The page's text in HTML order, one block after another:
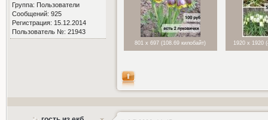
Группа: Пользователи
Сообщений: 925
Регистрация: 15.12.2014
Пользователь №: 21943
801 x 697 (108.69 килобайт) 1920 x 1920